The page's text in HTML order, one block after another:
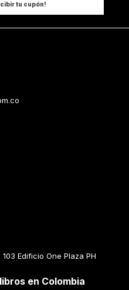
tu cupón!
Edificio One Plaza PH
en Colombia